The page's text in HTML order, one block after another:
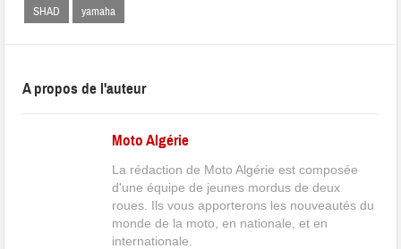
SHAD
yamaha
A propos de l'auteur
Moto Algérie
La rédaction de Moto Algérie est composée
d'une équipe de jeunes mordus de deux
roues. Ils vous apporterons les nouveautés du
monde de la moto, en nationale, et en
internationale.